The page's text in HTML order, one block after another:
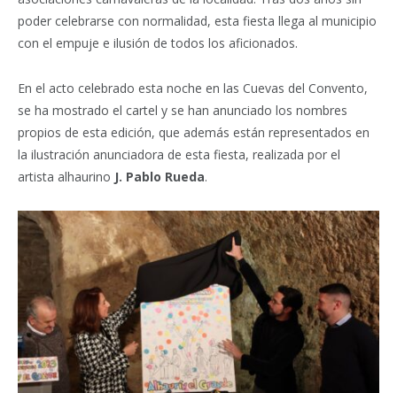
poder celebrarse con normalidad, esta fiesta llega al municipio
con el empuje e ilusión de todos los aficionados.
En el acto celebrado esta noche en las Cuevas del Convento,
se ha mostrado el cartel y se han anunciado los nombres
propios de esta edición, que además están representados en
la ilustración anunciadora de esta fiesta, realizada por el
artista alhaurino J. Pablo Rueda.